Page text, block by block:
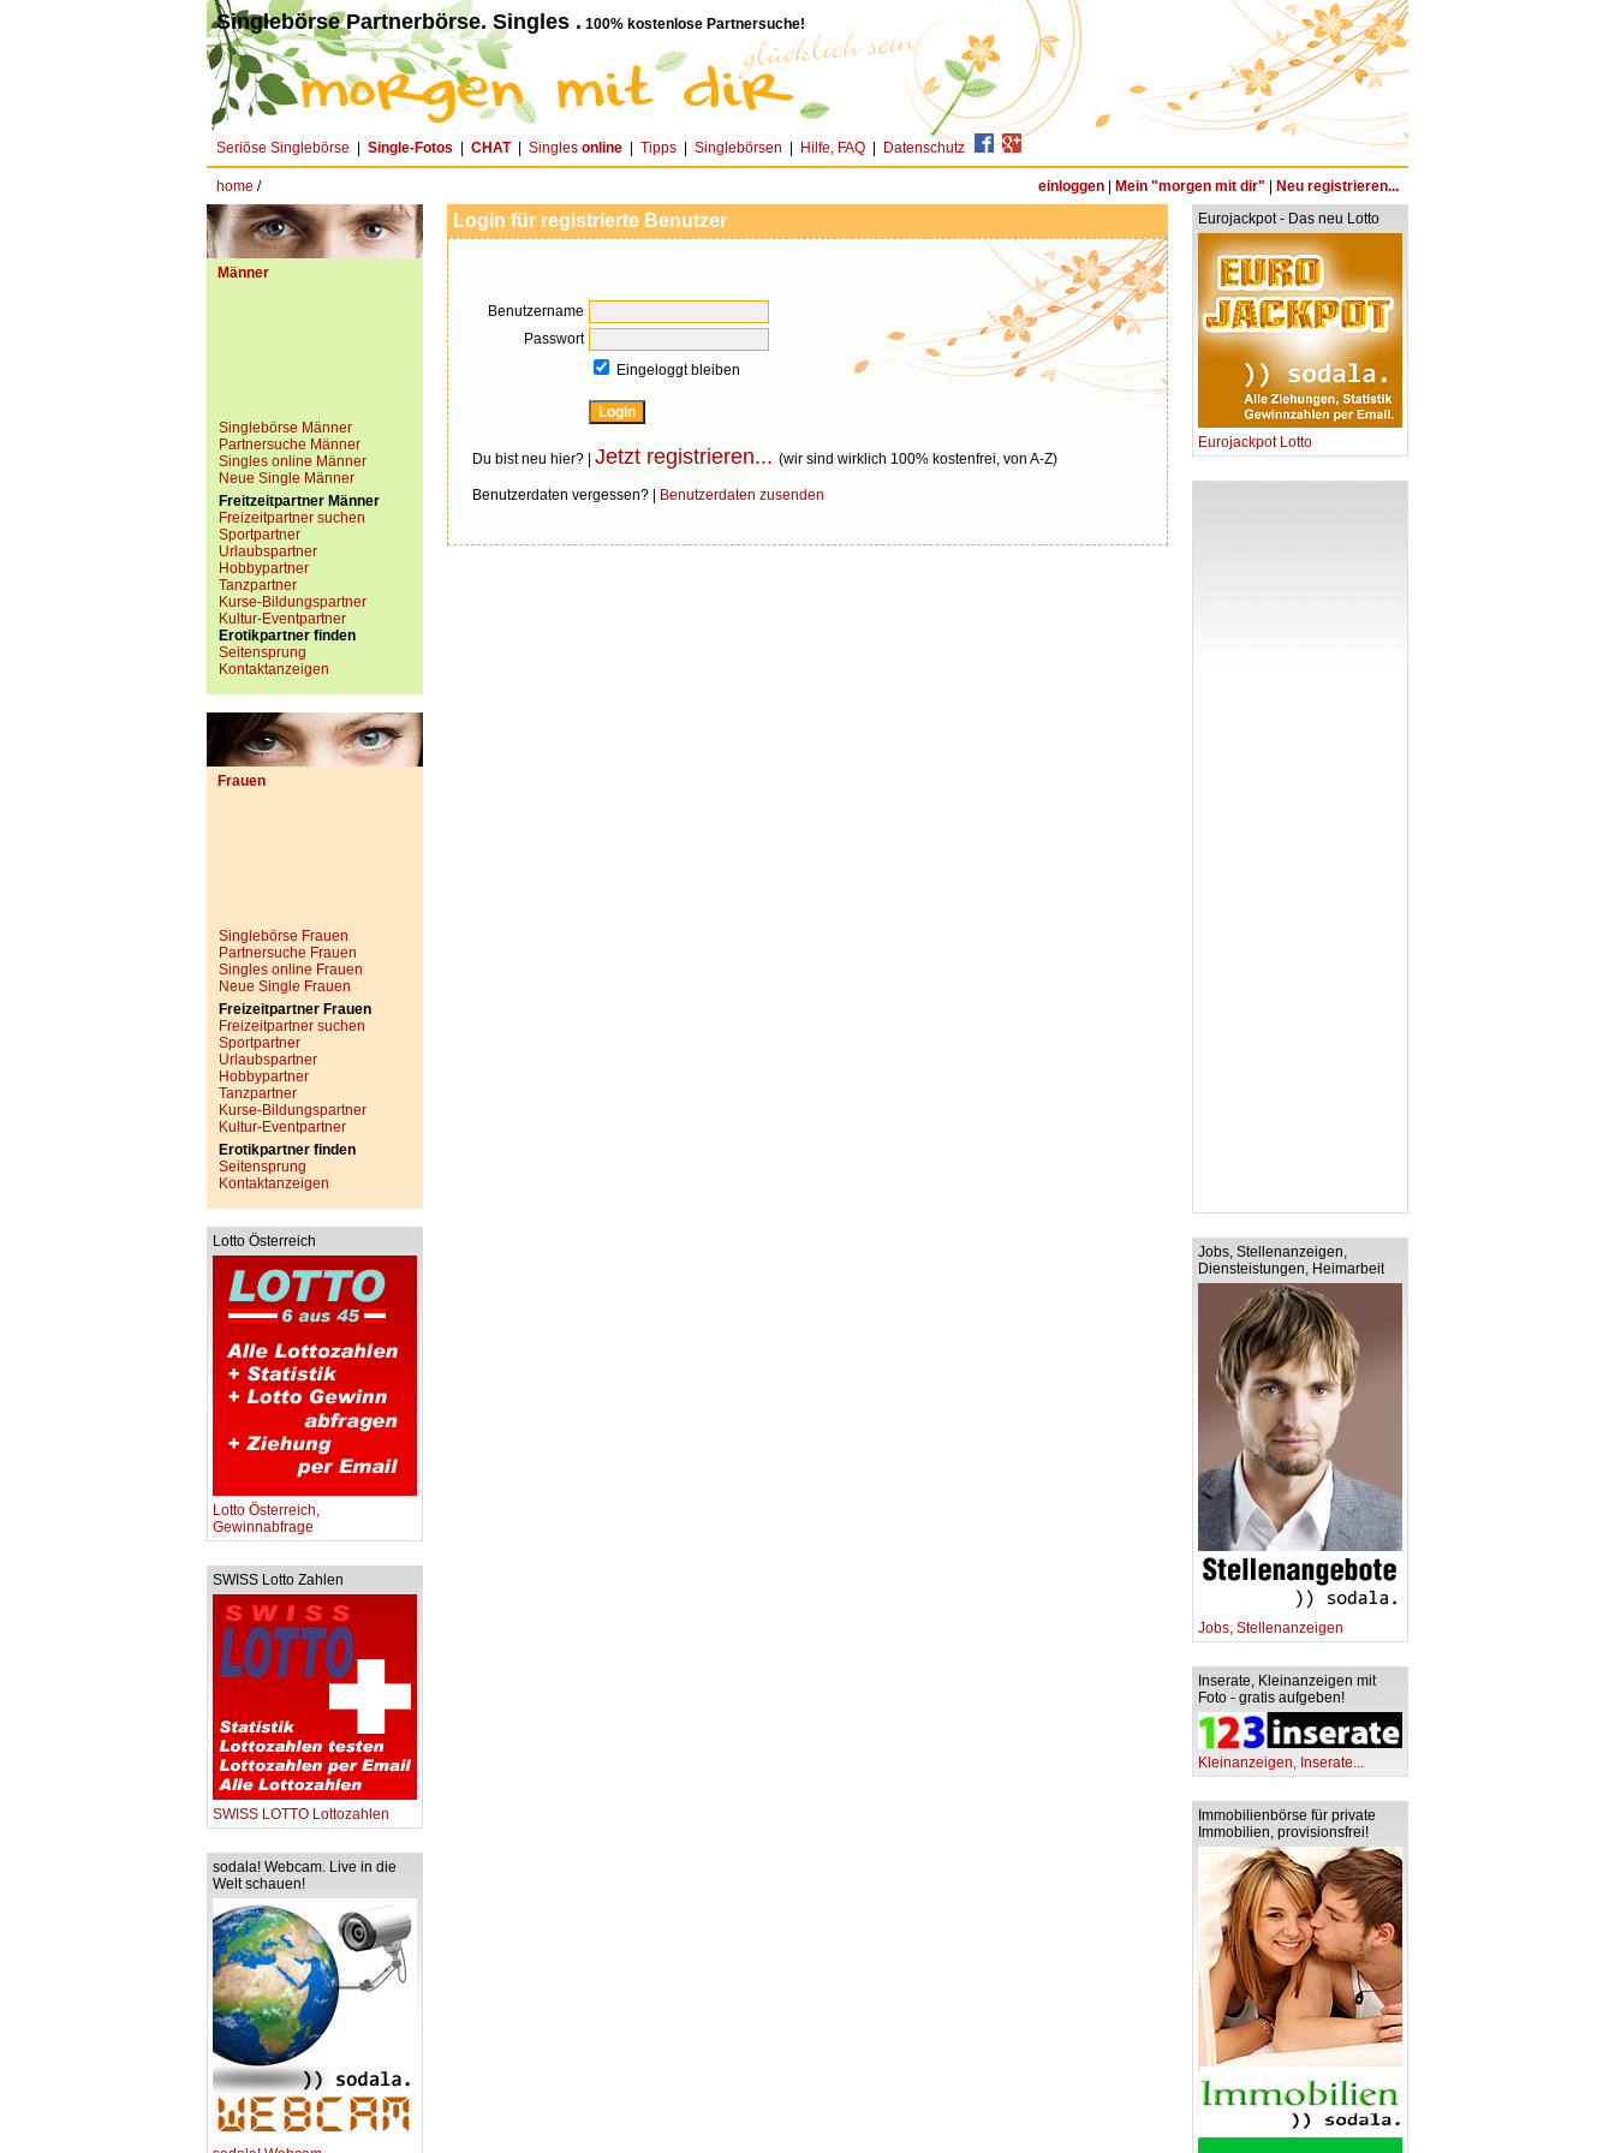
Singlebörse Partnerbörse. Singles . 100% kostenlose Partnersuche!
Seriöse Singlebörse Single-Fotos CHAT| Singles online Tipps Singlebörsen Hilfe, FAQ Datenschutz
home / einloggen Mein "morgen mit dir" Neu registrieren...
Männer
Singlebörse Männer
Partnersuche Männer
Singles online Männer
Neue Single Männer
Freitzeitpartner Männer
Freizeitpartner suchen
Sportpartner
Urlaubspartner
Hobbypartner
Tanzpartner
Kurse-Bildungspartner
Kultur-Eventpartner
Erotikpartner finden
Seitensprung
Kontaktanzeigen
Frauen
Singlebörse Frauen
Partnersuche Frauen
Singles online Frauen
Neue Single Frauen
Freizeitpartner Frauen
Freizeitpartner suchen
Sportpartner
Urlaubspartner
Hobbypartner
Tanzpartner
Kurse-Bildungspartner
Kultur-Eventpartner
Erotikpartner finden
Seitensprung
Kontaktanzeigen
Lotto Österreich
Lotto Österreich,
Gewinnabfrage
SWISS Lotto Zahlen
SWISS LOTTO Lottozahlen
sodala! Webcam. Live in die
Welt schauen!
Login für registrierte Benutzer
Benutzername
Passwort
Eingeloggt bleiben
Du bist neu hier? | Jetzt registrieren... (wir sind wirklich 100% kostenfrei, von A-Z)
Benutzerdaten vergessen? | Benutzerdaten zusenden
Eurojackpot - Das neu Lotto
Eurojackpot Lotto
Jobs, Stellenanzeigen,
Diensteistungen, Heimarbeit
Jobs, Stellenanzeigen
Inserate, Kleinanzeigen mit
Foto - gratis aufgeben!
Kleinanzeigen, Inserate...
Immobilienbörse für private
Immobilien, provisionsfrei!